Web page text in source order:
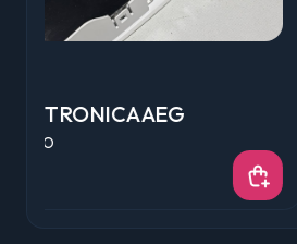
PIEZAS/RECAMBIOS AEG